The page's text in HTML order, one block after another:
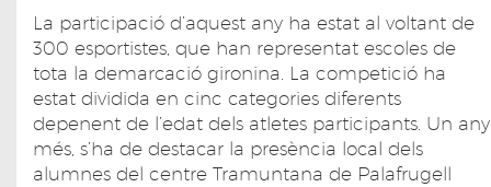
La participació d’aquest any ha estat al voltant de
300 esportistes, que han representat escoles de
tota la demarcació gironina. La competició ha
estat dividida en cinc categories diferents
depenent de l’edat dels atletes participants. Un any
més, s’ha de destacar la presència local dels
alumnes del centre Tramuntana de Palafrugell